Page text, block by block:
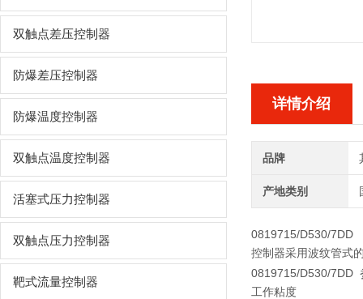
双触点差压控制器
防爆差压控制器
防爆温度控制器
双触点温度控制器
活塞式压力控制器
双触点压力控制器
靶式流量控制器
详情介绍
品牌
产地类别
0819715/D530/7DD
控制器采用波纹管式
0819715/D530/7DD
工作粘度